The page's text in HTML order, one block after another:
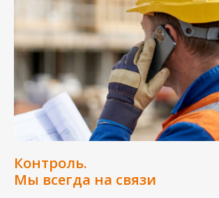
Контроль.
Мы всегда на связи